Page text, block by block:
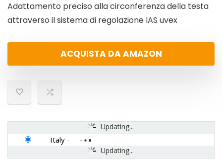
Adattamento preciso alla circonferenza della testa
attraverso il sistema di regolazione IAS uvex
ACQUISTA DA AMAZON
Updating...
Updating...
Italy -